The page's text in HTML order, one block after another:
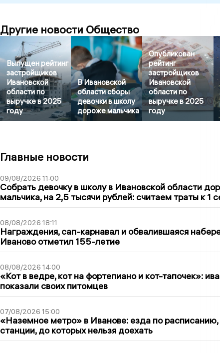
Другие новости Общество
Выпущен рейтинг
застройщиков
Ивановской
области по
выручке в 2025
году
В Ивановской
области сборы
девочки в школу
дороже мальчика
Опубликован
рейтинг
застройщиков
Ивановской
области по
выручке в 2025
году
Главные новости
09/08/2026 11:00
Собрать девочку в школу в Ивановской области
мальчика, на 2,5 тысячи рублей: считаем траты к 1
08/08/2026 18:11
Награждения, сап-карнавал и обвалившаяся
Иваново отметил 155-летие
08/08/2026 14:00
«Кот в ведре, кот на фортепиано и кот-тапочек»:
показали своих питомцев
07/08/2026 15:00
«Наземное метро» в Иванове: езда по расписанию,
станции, до которых нельзя доехать